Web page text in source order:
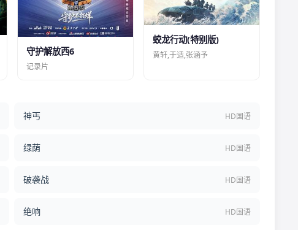
守护解放西6
记录片
蛟龙行动(特别版)
黄轩,于适,张涵予
神丐 HD国语
绿荫 HD国语
破袭战 HD国语
绝响 HD国语